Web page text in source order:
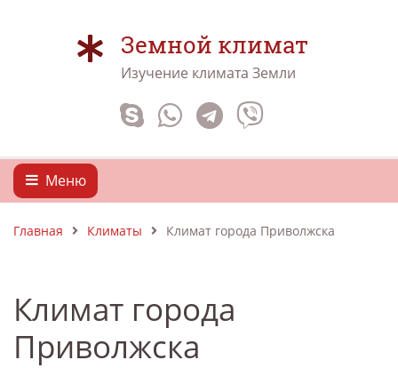
Земной климат
Изучение климата Земли
Меню
Главная Климаты Климат города Приволжска
Климат города
Приволжска